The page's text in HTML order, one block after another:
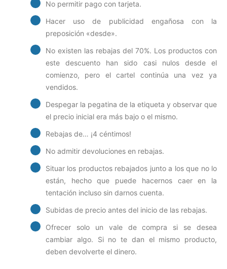
No permitir pago con tarjeta.
Hacer uso de publicidad engañosa con la
preposición «desde».
No existen las rebajas del 70%. Los productos con
este descuento han sido casi nulos desde el
comienzo, pero el cartel continúa una vez ya
vendidos.
Despegar la pegatina de la etiqueta y observar que
el precio inicial era más bajo o el mismo.
Rebajas de… ¡4 céntimos!
No admitir devoluciones en rebajas.
Situar los productos rebajados junto a los que no lo
están, hecho que puede hacernos caer en la
tentación incluso sin darnos cuenta.
Subidas de precio antes del inicio de las rebajas.
Ofrecer solo un vale de compra si se desea
cambiar algo. Si no te dan el mismo producto,
deben devolverte el dinero.